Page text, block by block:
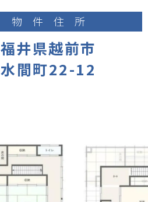
物件住所
福井県越前市
水間町22-12